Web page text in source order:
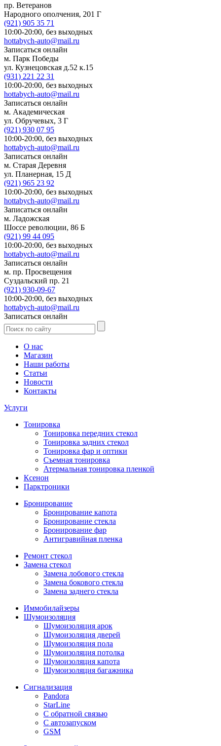
пр. Ветеранов
Народного ополчения, 201 Г
(921) 905 35 71
10:00-20:00, без выходных
hottabych-auto@mail.ru
Записаться онлайн
м. Парк Победы
ул. Кузнецовская д.52 к.15
(931) 221 22 31
10:00-20:00, без выходных
hottabych-auto@mail.ru
Записаться онлайн
м. Академическая
ул. Обручевых, 3 Г
(921) 930 07 95
10:00-20:00, без выходных
hottabych-auto@mail.ru
Записаться онлайн
м. Старая Деревня
ул. Планерная, 15 Д
(921) 965 23 92
10:00-20:00, без выходных
hottabych-auto@mail.ru
Записаться онлайн
м. Ладожская
Шоссе революции, 86 Б
(921) 99 44 095
10:00-20:00, без выходных
hottabych-auto@mail.ru
Записаться онлайн
м. пр. Просвещения
Суздальский пр. 21
(921) 930-09-67
10:00-20:00, без выходных
hottabych-auto@mail.ru
Записаться онлайн
О нас
Магазин
Наши работы
Статьи
Новости
Контакты
Услуги
Тонировка
Тонировка передних стекол
Тонировка задних стекол
Тонировка фар и оптики
Съемная тонировка
Атермальная тонировка пленкой
Ксенон
Парктроники
Бронирование
Бронирование капота
Бронирование стекла
Бронирование фар
Антигравийная пленка
Ремонт стекол
Замена стекол
Замена лобового стекла
Замена бокового стекла
Замена заднего стекла
Иммобилайзеры
Шумоизоляция
Шумоизоляция арок
Шумоизоляция дверей
Шумоизоляция пола
Шумоизоляция потолка
Шумоизоляция капота
Шумоизоляция багажника
Сигнализация
Pandora
StarLine
С обратной связью
С автозапуском
GSM